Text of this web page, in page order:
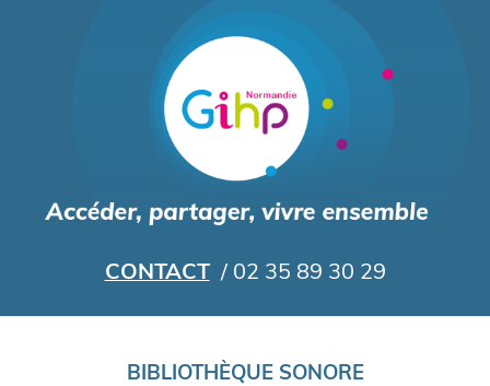
au
contenu
principal
CONTACT / 02 35 89 30 29
BIBLIOTHÈQUE SONORE